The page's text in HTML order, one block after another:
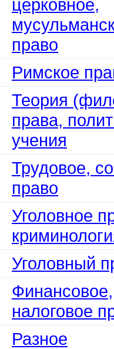
церковное,
право
Римское
Теория
права,
учения
Трудовое,
право
Уголовное
Уголовный
Финансовое,
налоговое
Разное